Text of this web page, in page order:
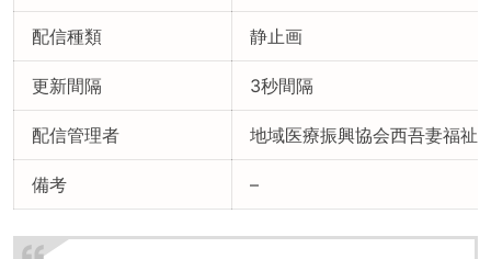
配信種類 静止画
更新間隔 3秒間隔
配信管理者 地域医療振興協会西吾妻福祉
備考 –